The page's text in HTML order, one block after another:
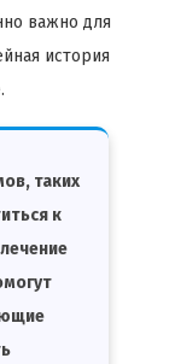
важно для
история
таких
к